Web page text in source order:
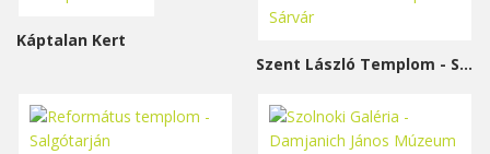
Káptalan Kert
Szent László Templom - Sárvár